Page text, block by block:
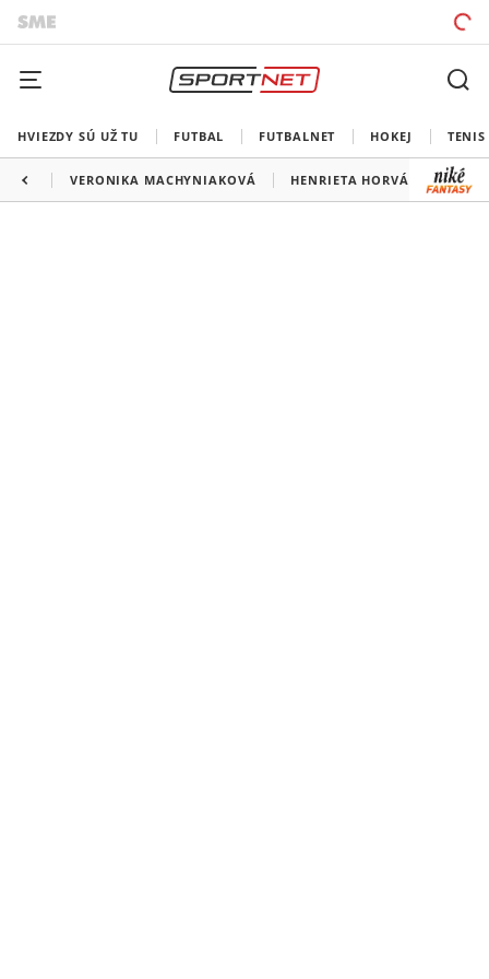
HVIEZDY SÚ UŽ TU FUTBAL FUTBALNET HOKEJ TENIS
VERONIKA MACHYNIAKOVÁ HENRIETA HORVÁTOVÁ